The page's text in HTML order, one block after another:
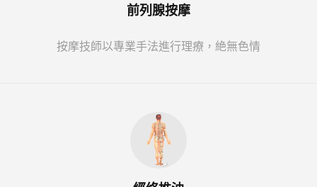
前列腺按摩
按摩技師以專業手法進行理療，絶無色情